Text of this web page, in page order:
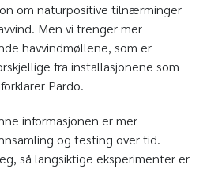
om naturpositive tilnærminger
Men vi trenger mer
havvindmøllene, som er
fra installasjonene som
Pardo.
informasjonen er mer
og testing over tid.
så langsiktige eksperimenter er